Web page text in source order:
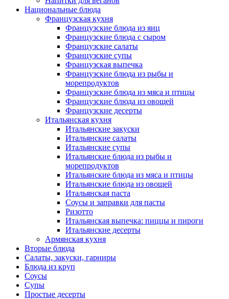
Национальные блюда
Французская кухня
Французские блюда из яиц
Французские блюда с сыром
Французские салаты
Французские супы
Французская выпечка
Французские блюда из рыбы и
морепродуктов
Французские блюда из мяса и птицы
Французские блюда из овощей
Французские десерты
Итальянская кухня
Итальянские закуски
Итальянские салаты
Итальянские супы
Итальянские блюда из рыбы и
морепродуктов
Итальянские блюда из мяса и птицы
Итальянские блюда из овощей
Итальянская паста
Соусы и заправки для пасты
Ризотто
Итальянская выпечка: пиццы и пироги
Итальянские десерты
Армянская кухня
Вторые блюда
Салаты, закуски, гарниры
Блюда из круп
Соусы
Супы
Простые десерты